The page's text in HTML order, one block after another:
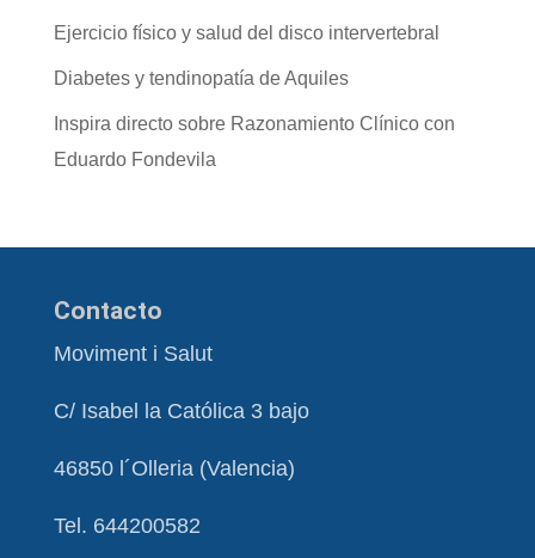
Ejercicio físico y salud del disco intervertebral
Diabetes y tendinopatía de Aquiles
Inspira directo sobre Razonamiento Clínico con
Eduardo Fondevila
Contacto
Moviment i Salut
C/ Isabel la Católica 3 bajo
46850 l´Olleria (Valencia)
Tel. 644200582